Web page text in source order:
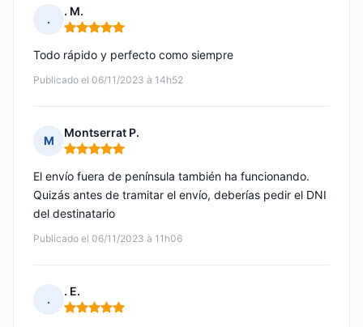
.
. M.
Nota: 5 de 5
Publicado el 06/11/2023 à 14h52
Todo rápido y perfecto como siempre
M
Montserrat P.
Nota: 5 de 5
Publicado el 06/11/2023 à 11h06
El envío fuera de península también ha funcionando.
Quizás antes de tramitar el envío, deberías pedir el DNI
del destinatario
.
. E.
Nota: 5 de 5